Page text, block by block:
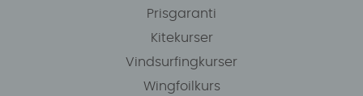
Prisgaranti
Kitekurser
Vindsurfingkurser
Wingfoilkurs